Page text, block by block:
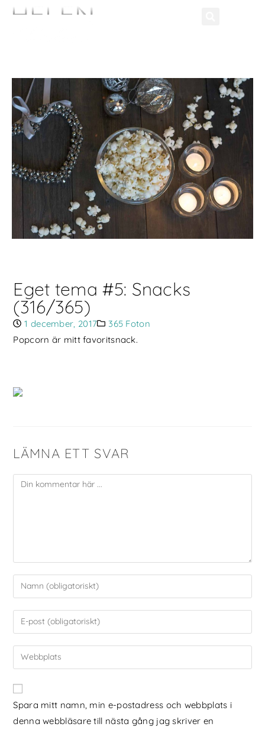
Eget tema #5: Snacks
(316/365)
1 december, 2017
365 Foton
Popcorn är mitt favoritsnack.
LÄMNA ETT SVAR
Spara mitt namn, min e-postadress och webbplats i
denna webbläsare till nästa gång jag skriver en